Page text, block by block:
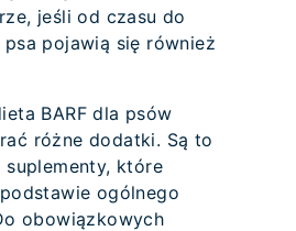
jeśli od czasu do
pojawią się również
BARF dla psów
różne dodatki. Są to
które
ogólnego
obowiązkowych